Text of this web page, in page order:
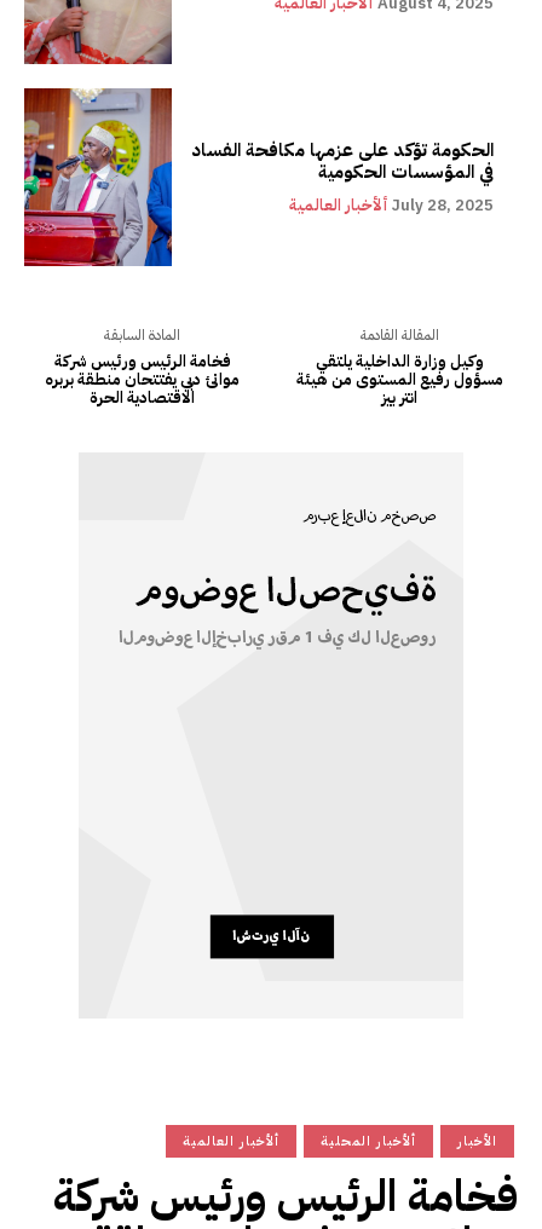
الحكومة تؤكد على عزمها مكافحة الفساد
في المؤسسات الحكومية
ألأخبار العالمية July 28, 2025
المادة السابقة
فخامة الرئيس ورئيس شركة
موانئ دبي يفتتحان منطقة بربره
الاقتصادية الحرة
المقالة القادمة
وكيل وزارة الداخلية يلتقي
مسؤول رفيع المستوى من هيئة
انتر بيز